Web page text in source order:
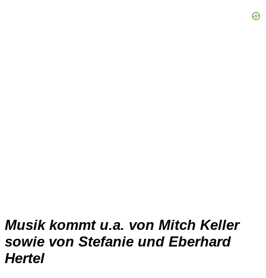
Musik kommt u.a. von Mitch Keller
sowie von Stefanie und Eberhard
Hertel